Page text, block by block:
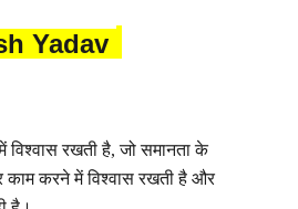
Yadav
विश्वास रखती है, जो समानता के
काम करने में विश्वास रखती है और